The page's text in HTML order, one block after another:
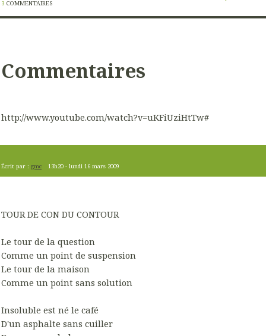
3 COMMENTAIRES
Commentaires
http://www.youtube.com/watch?v=uKFiUziHtTw#
Écrit par : gmc 13h20 -lundi 16 mars 2009
TOUR DE CON DU CONTOUR
Le tour de la question
Comme un point de suspension
Le tour de la maison
Comme un point sans solution
Insoluble est né le café
D'un asphalte sans cuiller